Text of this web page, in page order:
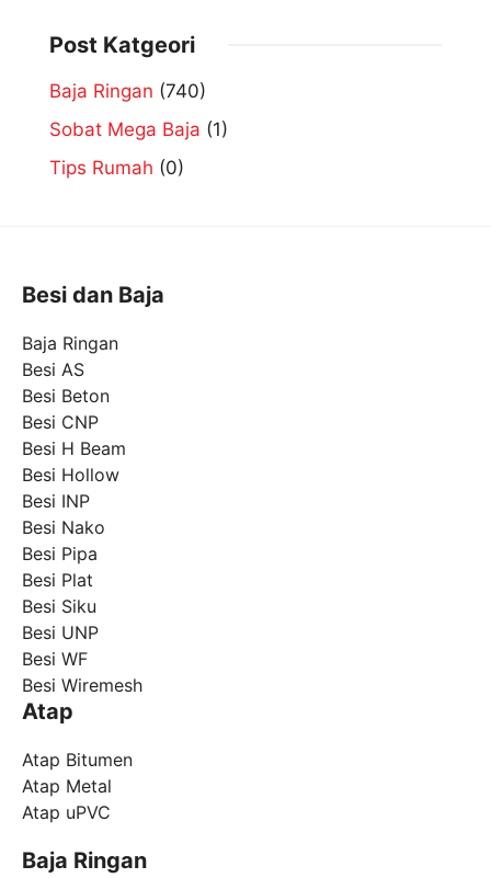
Post Katgeori
Baja Ringan (740)
Sobat Mega Baja (1)
Tips Rumah (0)
Besi dan Baja
Baja Ringan
Besi AS
Besi Beton
Besi CNP
Besi H Beam
Besi Hollow
Besi INP
Besi Nako
Besi Pipa
Besi Plat
Besi Siku
Besi UNP
Besi WF
Besi Wiremesh
Atap
Atap Bitumen
Atap Metal
Atap uPVC
Baja Ringan